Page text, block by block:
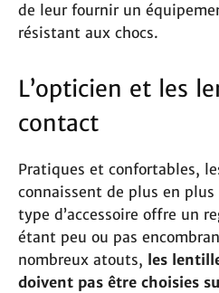
de leur fournir un
résistant aux chocs.
L’opticien et les
contact
Pratiques et confortables,
connaissent de plus en
type d’accessoire offre un
étant peu ou pas
nombreux atouts, les
doivent pas être choisies